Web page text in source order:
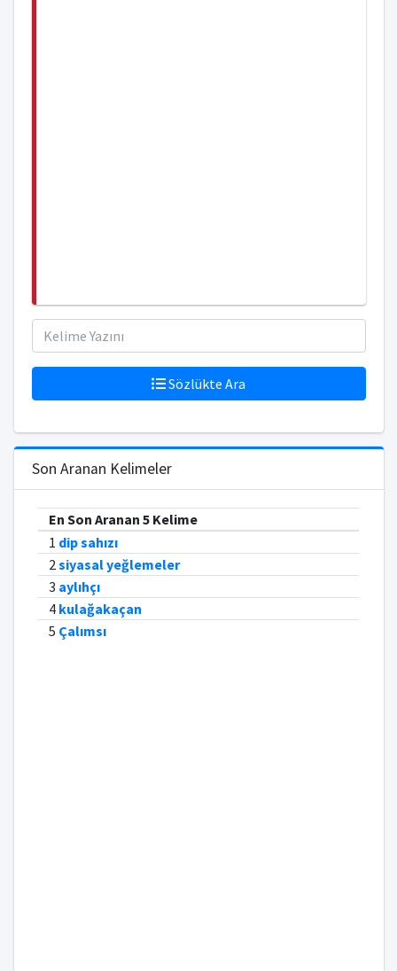
Sözlükte Ara
Son Aranan Kelimeler
En Son Aranan 5 Kelime
1 dip sahızı
2siyasal yeğlemeler
3 aylıhçı
4 kulağakaçan
5 Çalımsı